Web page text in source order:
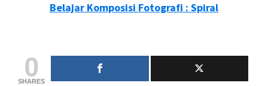
Belajar Komposisi Fotografi : Spiral
0
SHARES